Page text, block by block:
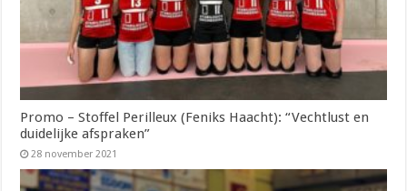
Promo – Stoffel Perilleux (Feniks Haacht): “Vechtlust en
duidelijke afspraken”
28 november 2021